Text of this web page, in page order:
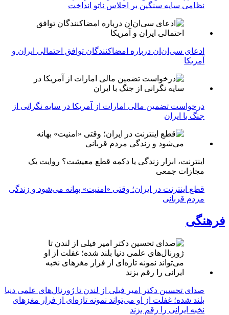
نظامی سایه سنگین بر اجلاس ناتو انداخت
ادعای سی‌ان‌ان درباره امضاکنندگان توافق احتمالی ایران و
آمریکا
درخواست تضمین مالی امارات از آمریکا در سایه نگرانی از
جنگ با ایران
اینترنت، ابزار زندگی یا دکمه قطع معیشت؟ روایت یک
مجازات جمعی
قطع اینترنت در ایران؛ وقتی «امنیت» بهانه می‌شود و زندگی
مردم قربانی
فرهنگی
صدای تحسین دکتر امیر فیلی از لندن تا ژورنال‌های علمی دنیا
بلند شده؛ غفلت از او می‌تواند نمونه تازه‌ای از فرار مغزهای
نخبه ایرانی را رقم بزند